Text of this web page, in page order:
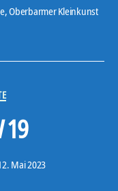
,Oberbarmer Kleinkunst
19
Mai 2023